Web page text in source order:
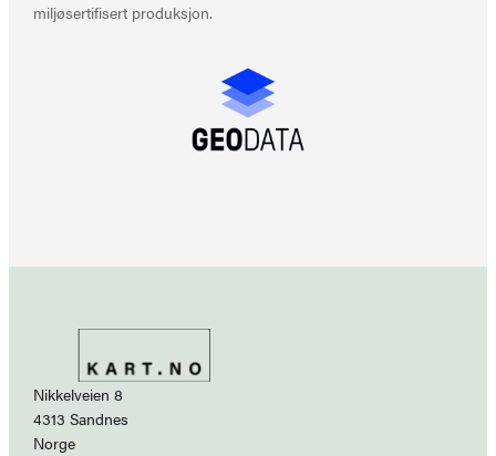
miljøsertifisert produksjon.
Nikkelveien 8
4313 Sandnes
Norge